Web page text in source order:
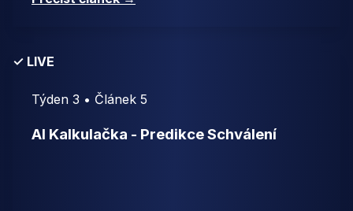
✓ LIVE
Týden 3 • Článek 5
AI Kalkulačka - Predikce Schválení